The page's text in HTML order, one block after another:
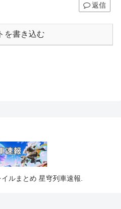
返信
を書き込む
ルまとめ 星穹列車速報.